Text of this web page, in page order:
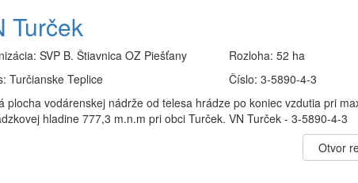
Turček
SVP B. Štiavnica OZ Piešťany
Turčianske Teplice
Rozloha:52 ha
Číslo:3-5890-4-3
plocha vodárenskej nádrže od telesa hrádze po koniec vzdutia pri
hladine 777,3 m.n.m pri obci Turček. VN Turček - 3-5890-4-3
Otvor